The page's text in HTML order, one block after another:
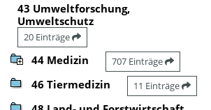
43 Umweltforschung,
Umweltschutz
20 Einträge
44 Medizin 707 Einträge
46 Tiermedizin 11 Einträge